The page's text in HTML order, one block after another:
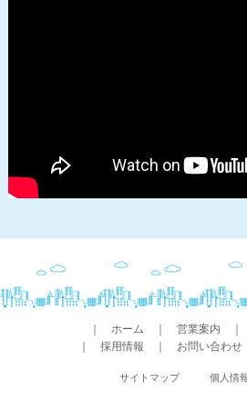
｜ ホーム ｜ 営業案内 ｜
｜
採用情報 ｜ お問い合わせ
サイトマップ 個人情